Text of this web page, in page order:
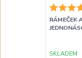
RÁMEČEK
SKLADEM